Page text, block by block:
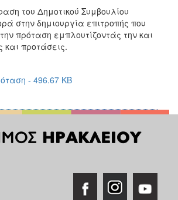
του Δημοτικού Συμβουλίου
στην δημιουργία επιτροπής που
πρόταση εμπλουτίζοντάς την και
προτάσεις.
- 496.67 KB